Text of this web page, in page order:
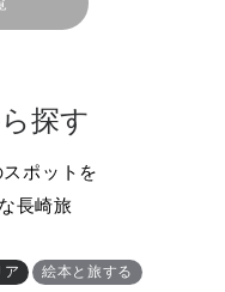
探す
ポットを
長崎旅
ア 絵本と旅する